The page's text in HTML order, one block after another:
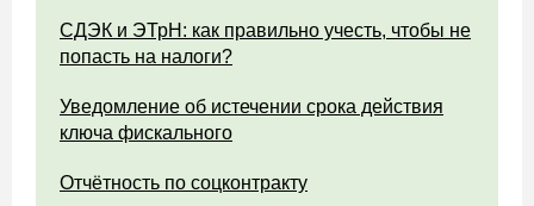
СДЭК и ЭТрН: как правильно учесть, чтобы не
попасть на налоги?
Уведомление об истечении срока действия
ключа фискального
Отчётность по соцконтракту